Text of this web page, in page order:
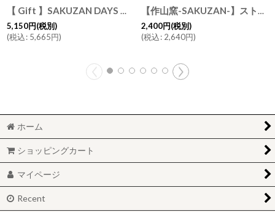
【 Gift 】SAKUZAN DAYS ストライプ マグカップ 2個セット DAYS ホワイト ブロンズ Stripe Mug cup 日本製 美濃焼 作山窯
5,150円(税別)
(税込: 5,665円)
【作山窯-SAKUZAN-】ストライプ マグカップ DAYS SARA ホワイト ブロンズ 黒土 Stripe Mugcup 日本製 美濃焼
2,400円(税別)
(税込: 2,640円)
ホーム
ショッピングカート
マイページ
Recent